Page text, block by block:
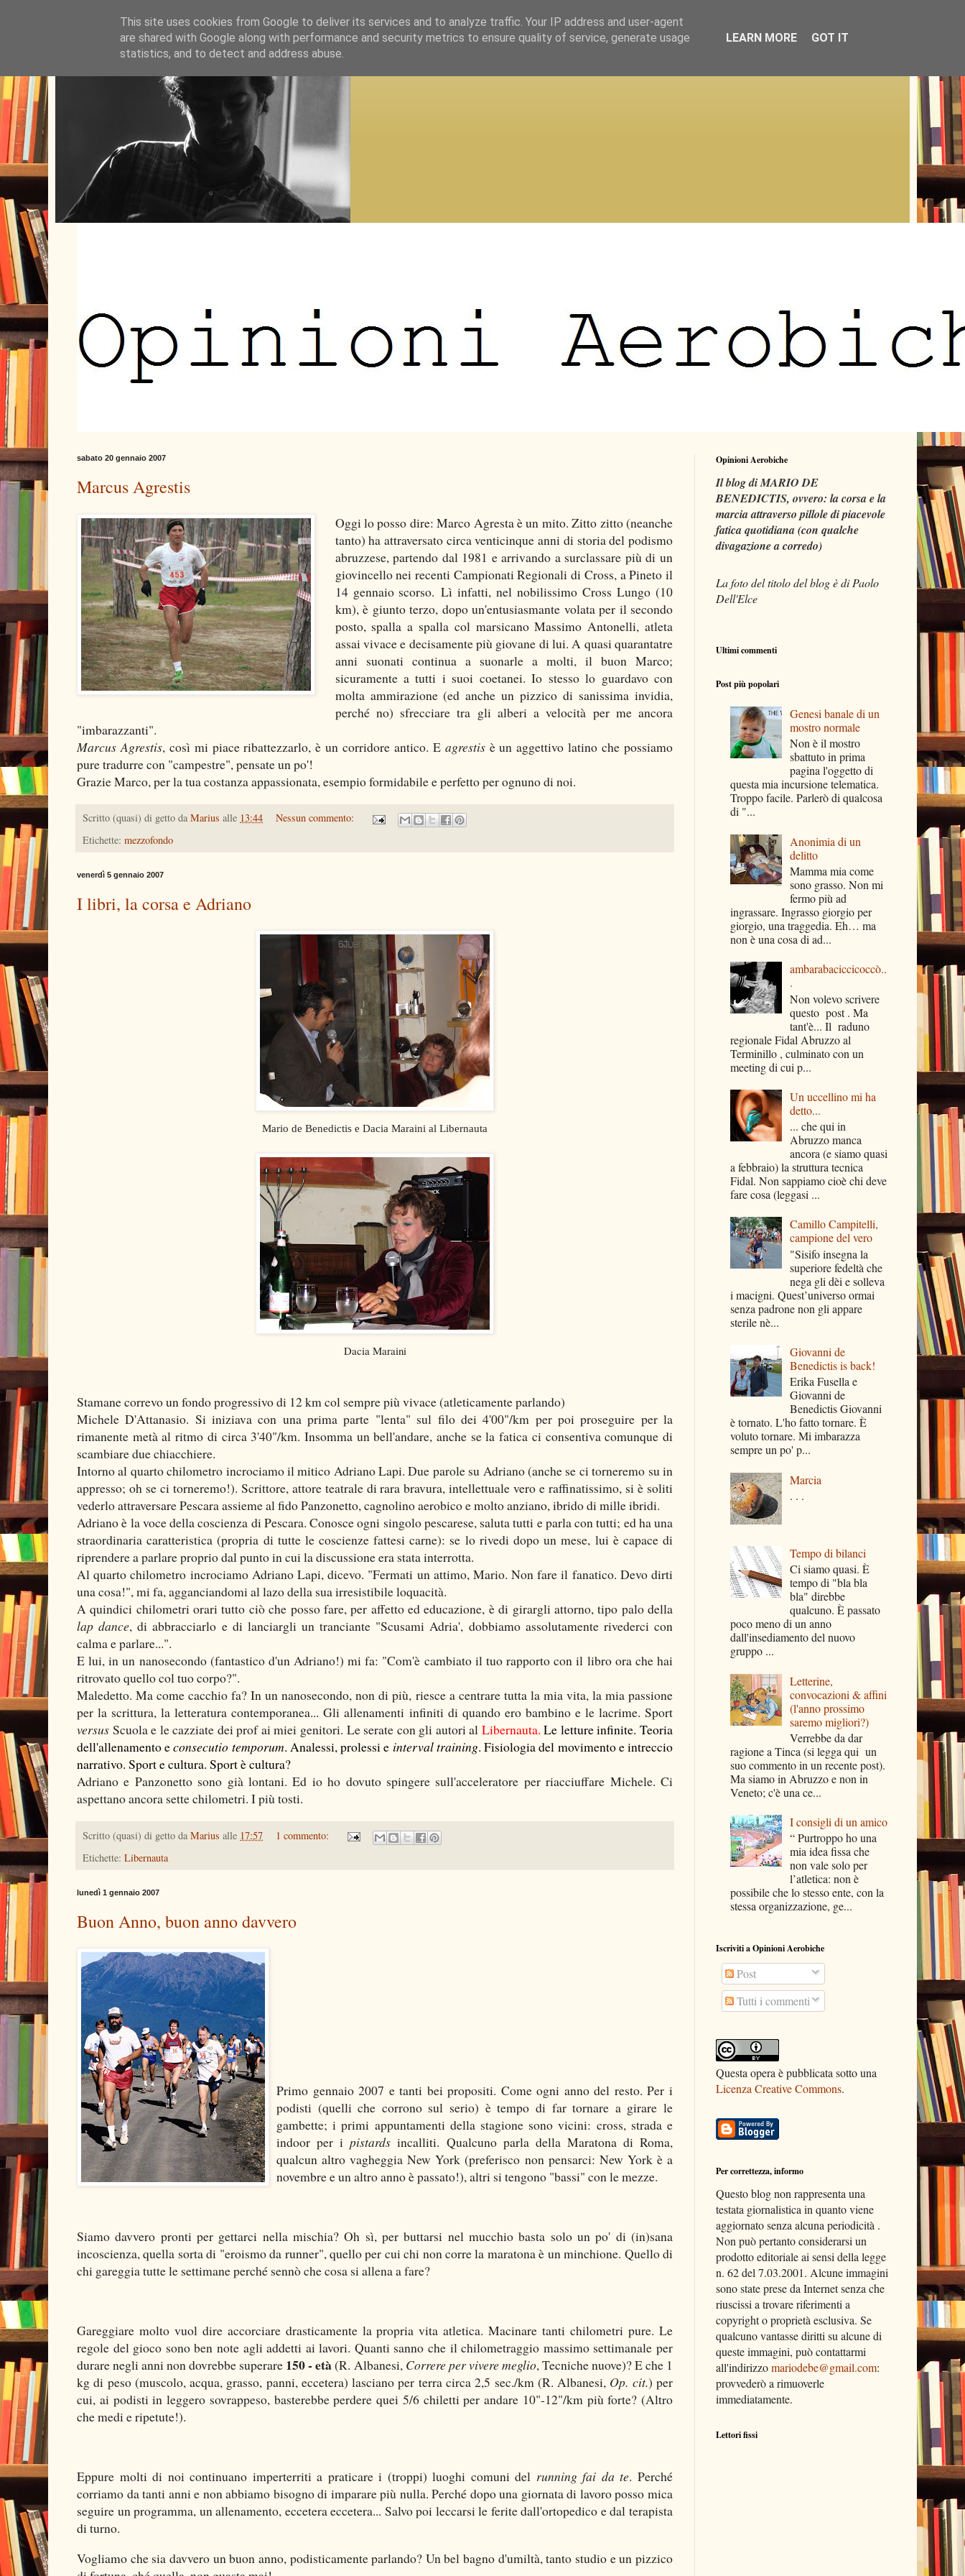
sabato 20 gennaio 2007
Marcus Agrestis
Oggi lo posso dire: Marco Agresta è un mito. Zitto zitto (neanche
tanto) ha attraversato circa venticinque anni di storia del podismo
abruzzese, partendo dal 1981 e arrivando a surclassare più di un
giovincello nei recenti Campionati Regionali di Cross, a Pineto il
14 gennaio scorso. Lì infatti, nel nobilissimo Cross Lungo (10
km), è giunto terzo, dopo un'entusiasmante volata per il secondo
posto, spalla a spalla col marsicano Massimo Antonelli, atleta
assai vivace e decisamente più giovane di lui. A quasi quarantatre
anni suonati continua a suonarle a molti, il buon Marco;
sicuramente a tutti i suoi coetanei. Io stesso lo guardavo con
molta ammirazione (ed anche un pizzico di sanissima invidia,
perché no) sfrecciare tra gli alberi a velocità per me ancora
"imbarazzanti".
Marcus Agrestis, così mi piace ribattezzarlo, è un corridore antico. Eagrestisè un aggettivo latino che possiamo
pure tradurre con "campestre", pensate un po'!
Grazie Marco, per la tua costanza appassionata, esempio formidabile e perfetto per ognuno di noi.
Scritto (quasi) di getto da Marius alle 13:44
Nessun commento:
Etichette: mezzofondo
venerdì 5 gennaio 2007
I libri, la corsa e Adriano
Mario de Benedictis e Dacia Maraini al Libernauta
Dacia Maraini
Stamane correvo un fondo progressivo di 12 km col sempre più vivace (atleticamente parlando)
Michele D'Attanasio. Si iniziava con una prima parte "lenta" sul filo dei 4'00"/km per poi proseguire per la
rimanente metà al ritmo di circa 3'40"/km. Insomma un bell'andare, anche se la fatica ci consentiva comunque di
scambiare due chiacchiere.
Intorno al quarto chilometro incrociamo il mitico Adriano Lapi. Due parole su Adriano (anche se ci torneremo su in
appresso; oh se ci torneremo!). Scrittore, attore teatrale di rara bravura, intellettuale vero e raffinatissimo, si è soliti
vederlo attraversare Pescara assieme al fido Panzonetto, cagnolino aerobico e molto anziano, ibrido di mille ibridi.
Adriano è la voce della coscienza di Pescara. Conosce ogni singolo pescarese, saluta tutti e parla con tutti; ed ha una
straordinaria caratteristica (propria di tutte le coscienze fattesi carne): se lo rivedi dopo un mese, lui è capace di
riprendere a parlare proprio dal punto in cui la discussione era stata interrotta.
Al quarto chilometro incrociamo Adriano Lapi, dicevo. "Fermati un attimo, Mario. Non fare il fanatico. Devo dirti
una cosa!", mi fa, agganciandomi al lazo della sua irresistibile loquacità.
A quindici chilometri orari tutto ciò che posso fare, per affetto ed educazione, è di girargli attorno, tipo palo della
lap dance, di abbracciarlo e di lanciargli un tranciante "Scusami Adria', dobbiamo assolutamente rivederci con
calma e parlare...".
E lui, in un nanosecondo (fantastico d'un Adriano!) mi fa: "Com'è cambiato il tuo rapporto con il libro ora che hai
ritrovato quello col tuo corpo?".
Maledetto. Ma come cacchio fa? In un nanosecondo, non di più, riesce a centrare tutta la mia vita, la mia passione
per la scrittura, la letteratura contemporanea... Gli allenamenti infiniti di quando ero bambino e le lacrime. Sport
versus Scuola e le cazziate dei prof ai miei genitori. Le serate con gli autori al Libernauta.Le letture infinite. Teoria
dell'allenamento econsecutio temporum. Analessi, prolessi e interval training. Fisiologia del movimento e intreccio
narrativo. Sport e cultura. Sport è cultura?
Adriano e Panzonetto sono già lontani. Ed io ho dovuto spingere sull'acceleratore per riacciuffare Michele. Ci
aspettano ancora sette chilometri. I più tosti.
Scritto (quasi) di getto da Marius alle 17:57
1 commento:
Etichette: Libernauta
lunedì 1 gennaio 2007
Buon Anno, buon anno davvero
Primo gennaio 2007 e tanti bei propositi. Come ogni anno del resto. Per i
podisti (quelli che corrono sul serio) è tempo di far tornare a girare le
gambette; i primi appuntamenti della stagione sono vicini: cross, strada e
indoor per ipistardsincalliti. Qualcuno parla della Maratona di Roma,
qualcun altro vagheggia New York (preferisco non pensarci: New York è a
novembre e un altro anno è passato!), altri si tengono "bassi" con le mezze.
Siamo davvero pronti per gettarci nella mischia? Oh sì, per buttarsi nel mucchio basta solo un po' di (in)sana
incoscienza, quella sorta di "eroismo da runner", quello per cui chi non corre la maratona è un minchione. Quello di
chi gareggia tutte le settimane perché sennò che cosa si allena a fare?
Gareggiare molto vuol dire accorciare drasticamente la propria vita atletica. Macinare tanti chilometri pure. Le
regole del gioco sono ben note agli addetti ai lavori. Quanti sanno che il chilometraggio massimo settimanale per
durare negli anni non dovrebbe superare 150 - età(R. Albanesi, Correre per vivere meglio, Tecniche nuove)? E che 1
kg di peso (muscolo, acqua, grasso, panni, eccetera) lasciano per terra circa 2,5 sec./km (R. Albanesi, Op. cit.) per
cui, ai podisti in leggero sovrappeso, basterebbe perdere quei 5/6 chiletti per andare 10"-12"/km più forte? (Altro
che medi e ripetute!).
Eppure molti di noi continuano imperterriti a praticare i (troppi) luoghi comuni del running fai da te. Perché
corriamo da tanti anni e non abbiamo bisogno di imparare più nulla. Perché dopo una giornata di lavoro posso mica
seguire un programma, un allenamento, eccetera eccetera... Salvo poi leccarsi le ferite dall'ortopedico e dal terapista
di turno.
Vogliamo che sia davvero un buon anno, podisticamente parlando? Un bel bagno d'umiltà, tanto studio e un pizzico
Opinioni Aerobiche
Il blog di MARIO DE
BENEDICTIS, ovvero: la corsa e la
marcia attraverso pillole di piacevole
fatica quotidiana (con qualche
divagazione a corredo)
La foto del titolo del blog è di Paolo
Dell'Elce
Ultimi commenti
Post più popolari
Genesi banale di un
mostro normale
Non è il mostro
sbattuto in prima
pagina l'oggetto di
questa mia incursione telematica.
Troppo facile. Parlerò di qualcosa
di "...
Anonimia di un
delitto
Mamma mia come
sono grasso. Non mi
fermo più ad
ingrassare. Ingrasso giorgio per
giorgio, una traggedia. Eh… ma
non è una cosa di ad...
ambarabaciccicoccò..
.
Non volevo scrivere
questo post . Ma
tant'è... Il raduno
regionale Fidal Abruzzo al
Terminillo , culminato con un
meeting di cui p...
Un uccellino mi ha
detto...
... che qui in
Abruzzo manca
ancora (e siamo quasi
a febbraio) la struttura tecnica
Fidal. Non sappiamo cioè chi deve
fare cosa (leggasi ...
Camillo Campitelli,
campione del vero
"Sisifo insegna la
superiore fedeltà che
nega gli dèi e solleva
i macigni. Quest’universo ormai
senza padrone non gli appare
sterile nè...
Giovanni de
Benedictis is back!
Erika Fusella e
Giovanni de
Benedictis Giovanni
è tornato. L'ho fatto tornare. È
voluto tornare. Mi imbarazza
sempre un po' p...
Marcia
. . .
Tempo di bilanci
Ci siamo quasi. È
tempo di "bla bla
bla" direbbe
qualcuno. È passato
poco meno di un anno
dall'insediamento del nuovo
gruppo ...
Letterine,
convocazioni & affini
(l'anno prossimo
saremo migliori?)
Verrebbe da dar
ragione a Tinca (si legga qui un
suo commento in un recente post).
Ma siamo in Abruzzo e non in
Veneto; c'è una ce...
I consigli di un amico
“ Purtroppo ho una
mia idea fissa che
non vale solo per
l’atletica: non è
possibile che lo stesso ente, con la
stessa organizzazione, ge...
Iscriviti a Opinioni Aerobiche
Post
Tutti i commenti
Questa opera è pubblicata sotto una
Licenza Creative Commons.
Per correttezza, informo
Questo blog non rappresenta una
testata giornalistica in quanto viene
aggiornato senza alcuna periodicità .
Non può pertanto considerarsi un
prodotto editoriale ai sensi della legge
n. 62 del 7.03.2001. Alcune immagini
sono state prese da Internet senza che
riuscissi a trovare riferimenti a
copyright o proprietà esclusiva. Se
qualcuno vantasse diritti su alcune di
queste immagini, può contattarmi
all'indirizzomariodebe@gmail.com:
provvederò a rimuoverle
immediatamente.
Lettori fissi
This site uses cookies from Google to deliver its services and to analyze traffic. Your IP address and user-agent
are shared with Google along with performance and security metrics to ensure quality of service, generate usage
statistics, and to detect and address abuse.
LEARN MORE GOT IT